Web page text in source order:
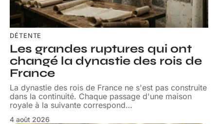
DÉTENTE
Les grandes ruptures qui ont
changé la dynastie des rois de
France
La dynastie des rois de France ne s'est pas construite
dans la continuité. Chaque passage d'une maison
royale à la suivante correspond…
4 août 2026